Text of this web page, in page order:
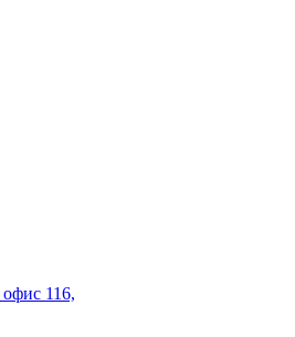
офис 116,